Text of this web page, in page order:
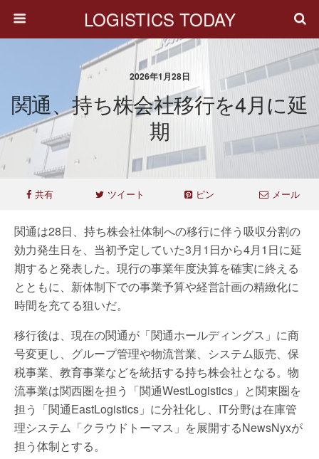
LOGISTICS TODAY
2026年1月28日
関通、持ち株会社移行を4月に延
期
共有 ツイート ピン メール
関通は28日、持ち株会社体制への移行に伴う吸収分割の
効力発生日を、当初予定していた3月1日から4月1日に延
期すると発表した。現行の事業年度決算を確実に終える
とともに、新体制下での事業予算や経営計画の精緻化に
時間を充てる狙いだ。
移行後は、現在の関通が「関通ホールディングス」に商
号変更し、グループ管理や物流営業、システム販売、保
税事業、教育事業などを統括する持ち株会社となる。物
流事業は関西圏を担う「関通WestLogistics」と関東圏を
担う「関通EastLogistics」に分社化し、IT分野は在庫管
理システム「クラウドトーマス」を展開するNewsNyxが
担う体制とする。